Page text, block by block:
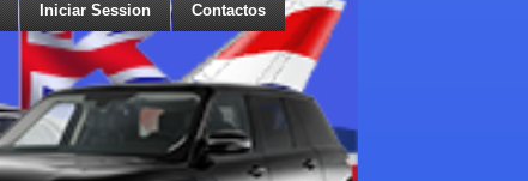
Iniciar Session Contactos